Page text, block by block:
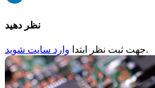
نظر دهید
جهت ثبت نظر ابتدا وارد سایت شوید .